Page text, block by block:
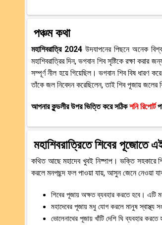
পঞ্চম কথা
মহাশিবরাত্রি 2024উদযাপনের পিছনে অনেক
মহাশিবরাত্রির দিন, ভগবান শিব সৃষ্টিকে রক্ষা
সম্পূর্ণ নীল হয়ে গিয়েছিল। ভগবান শিব বিষ ধারণ
তাঁকে জল নিবেদন করেছিলেন, তাই শিব পূজায় জলের
আপনার কুন্ডলীর উপর ভিত্তি করে সঠিকশনি রিপোর্ট
মহাশিবরাত্রিতে শিবের
কথিত আছে মহাদেব খুবই নিষ্পাপ। ভক্তি সহকারে
করলে মনপছন্দ ফল পাওয়া যায়, আসুন জেনে নেওয়া
শিবের পূজায় অক্ষত ব্যবহার করতে হবে। এটি
মহাদেবের পূজায় মধু যোগ করলে মানুষ স্বাস্থ্য
ভোলেনাথের পূজায় খাঁটি দেশি ঘি ব্যবহার